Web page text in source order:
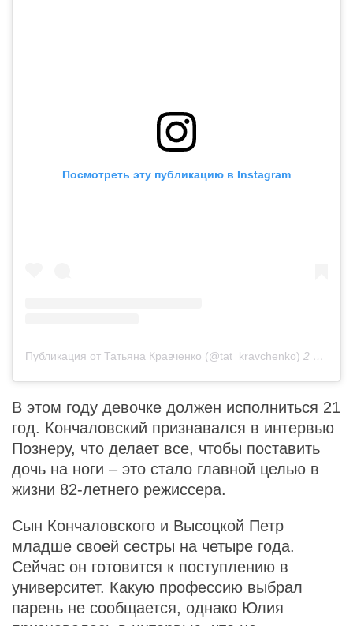
Посмотреть эту публикацию в Instagram
Публикация от Татьяна Кравченко (@tat_kravchenko) 2 Июн 2020 в 3:32 PDT
В этом году девочке должен исполниться 21
год. Кончаловский признавался в интервью
Познеру, что делает все, чтобы поставить
дочь на ноги – это стало главной целью в
жизни 82-летнего режиссера.
Сын Кончаловского и Высоцкой Петр
младше своей сестры на четыре года.
Сейчас он готовится к поступлению в
университет. Какую профессию выбрал
парень не сообщается, однако Юлия